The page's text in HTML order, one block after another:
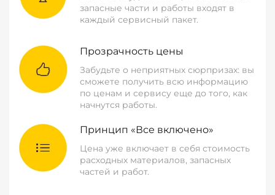
запасные части и работы входят в
каждый сервисный пакет.
Прозрачность цены
Забудьте о неприятных сюрпризах: вы
сможете получить всю информацию
по ценам и сервису еще до того, как
начнутся работы.
Принцип «Все включено»
Цена уже включает в себя стоимость
расходных материалов, запасных
частей и работ.